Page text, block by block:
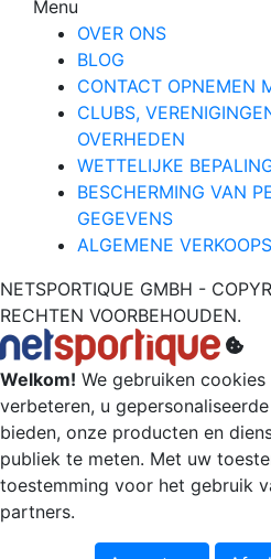
Menu
OVER ONS
BLOG
CONTACT OPNEMEN
CLUBS,
OVERHEDEN
WETTELIJKE
BESCHERMING VAN
GEGEVENS
ALGEMENE
NETSPORTIQUE GMBH -
RECHTEN VOORBEHOUDEN.
Welkom! We gebruiken
verbeteren, u
bieden, onze producten en
publiek te meten. Met uw
toestemming voor het gebruik
partners.